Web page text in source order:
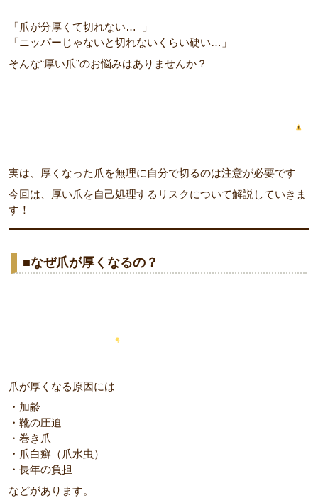
「爪が分厚くて切れない…
」
「ニッパーじゃないと切れないくらい硬い…」
そんな“厚い爪”のお悩みはありませんか？
実は、厚くなった爪を無理に自分で切るのは注意が必要です
今回は、厚い爪を自己処理するリスクについて解説していきま
す！
■なぜ爪が厚くなるの？
爪が厚くなる原因には
・加齢
・靴の圧迫
・巻き爪
・爪白癬（爪水虫）
・長年の負担
などがあります。